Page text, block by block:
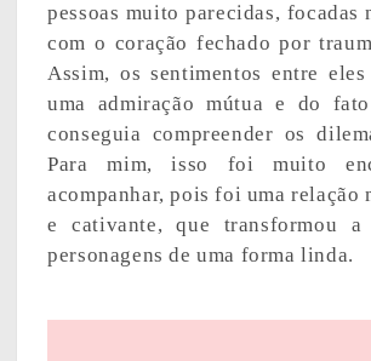
pessoas muito parecidas, focadas
com o coração fechado por
Assim, os sentimentos entre
uma admiração mútua e do
conseguia compreender os
Para mim, isso foi muito
acompanhar, pois foi uma relação
e cativante, que transformou a
personagens de uma forma linda.